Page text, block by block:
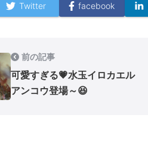
Twitter facebook
前の記事
可愛すぎる💗水玉イロカエル
アンコウ登場～😆